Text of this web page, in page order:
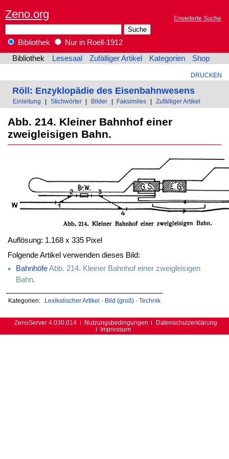
Zeno.org Erweiterte Suche
Bibliothek
Nur in Roell-1912
Bibliothek
Lesesaal Zufälliger Artikel Kategorien Shop
DRUCKEN
Röll: Enzyklopädie des Eisenbahnwesens
Einleitung Stichwörter Bilder Faksimiles Zufälliger Artikel
Abb. 214. Kleiner Bahnhof einer
zweigleisigen Bahn.
Auflösung: 1.168 x 335 Pixel
Folgende Artikel verwenden dieses Bild:
Bahnhöfe Abb. 214. Kleiner Bahnhof einer zweigleisigen
Bahn.
Kategorien: Lexikalischer Artikel · Bild (groß)· Technik
ZenoServer 4.030.014 Nutzungsbedingungen
Datenschutzerklärung
Impressum